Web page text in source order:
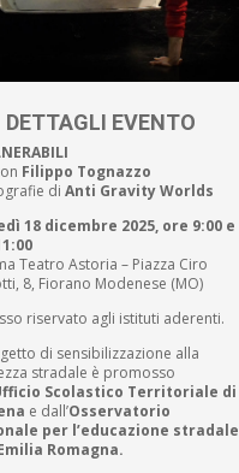
DETTAGLI EVENTO
Filippo Tognazzo
di Anti Gravity Worlds
18 dicembre 2025, ore 9:00 e
Teatro Astoria – Piazza Ciro
8, Fiorano Modenese (MO)
riservato agli istituti aderenti.
di sensibilizzazione alla
stradale è promosso
Scolastico Territoriale di
e dall’Osservatorio
per l’educazione stradale
Romagna.